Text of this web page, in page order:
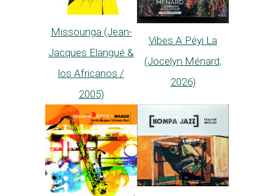
Missounga (Jean-
Jacques Elangué &
los Africanos /
2005)
Vibes A Péyi La
(Jocelyn Ménard,
2026)